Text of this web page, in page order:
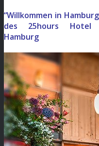
“Willkommen in
des 25hours Hotel
Hamburg